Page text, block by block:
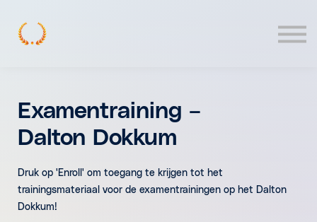
Examentraining –
Dalton Dokkum
Druk op 'Enroll' om toegang te krijgen tot het
trainingsmateriaal voor de examentrainingen op het Dalton
Dokkum!